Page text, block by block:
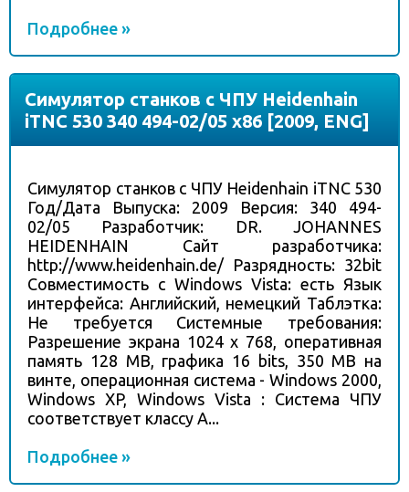
Подробнее »
Симулятор станков с ЧПУ Heidenhain
iTNC 530 340 494-02/05 x86 [2009, ENG]
Симулятор станков с ЧПУ Heidenhain iTNC 530
Год/Дата Выпуска: 2009 Версия: 340 494-
02/05 Разработчик: DR. JOHANNES
HEIDENHAIN Сайт разработчика:
http://www.heidenhain.de/ Разрядность: 32bit
Совместимость с Windows Vista: есть Язык
интерфейса: Английский, немецкий Таблэтка:
Не требуется Системные требования:
Разрешение экрана 1024 x 768, оперативная
память 128 MB, графика 16 bits, 350 MB на
винте, операционная система - Windows 2000,
Windows XP, Windows Vista : Система ЧПУ
соответствует классу А...
Подробнее »